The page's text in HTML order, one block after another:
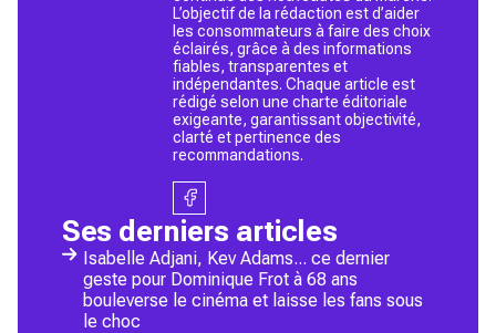
L’objectif de la rédaction est d’aider
les consommateurs à faire des choix
éclairés, grâce à des informations
fiables, transparentes et
indépendantes. Chaque article est
rédigé selon une charte éditoriale
exigeante, garantissant objectivité,
clarté et pertinence des
recommandations.
Ses derniers articles
Isabelle Adjani, Kev Adams... ce dernier
geste pour Dominique Frot à 68 ans
bouleverse le cinéma et laisse les fans sous
le choc